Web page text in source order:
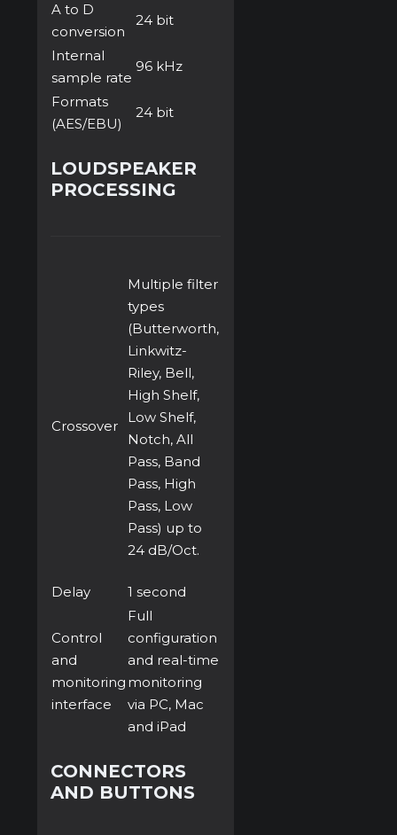
A to D
conversion
24 bit
Internal
sample rate
96 kHz
Formats
(AES/EBU)
24 bit
LOUDSPEAKER
PROCESSING
Crossover
Multiple filter
types
(Butterworth,
Linkwitz-
Riley, Bell,
High Shelf,
Low Shelf,
Notch, All
Pass, Band
Pass, High
Pass, Low
Pass) up to
24 dB/Oct.
Delay 1 second
Control
and
monitoring
interface
Full
configuration
and real-time
monitoring
via PC, Mac
and iPad
CONNECTORS
AND BUTTONS